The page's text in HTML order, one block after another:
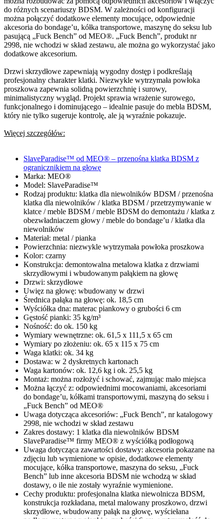
do różnych scenariuszy BDSM. W zależności od konfiguracji
można połączyć dodatkowe elementy mocujące, odpowiednie
akcesoria do bondage’u, kółka transportowe, maszynę do seksu lub
pasującą „Fuck Bench” od MEO®. „Fuck Bench”, produkt nr
2998, nie wchodzi w skład zestawu, ale można go wykorzystać jako
dodatkowe akcesorium.
Drzwi skrzydłowe zapewniają wygodny dostęp i podkreślają
profesjonalny charakter klatki. Niezwykle wytrzymała powłoka
proszkowa zapewnia solidną powierzchnię i surowy,
minimalistyczny wygląd. Projekt sprawia wrażenie surowego,
funkcjonalnego i dominującego – idealnie pasuje do mebla BDSM,
który nie tylko sugeruje kontrolę, ale ją wyraźnie pokazuje.
Więcej szczegółów:
SlaveParadise™ od MEO® – przenośna klatka BDSM z
ogranicznikiem na głowę
Marka: MEO®
Model: SlaveParadise™
Rodzaj produktu: klatka dla niewolników BDSM / przenośna
klatka dla niewolników / klatka BDSM / przetrzymywanie w
klatce / meble BDSM / meble BDSM do demontażu / klatka z
obezwładniaczem głowy / meble do bondage’u / klatka dla
niewolników
Materiał: metal / pianka
Powierzchnia: niezwykle wytrzymała powłoka proszkowa
Kolor: czarny
Konstrukcja: demontowalna metalowa klatka z drzwiami
skrzydłowymi i wbudowanym pałąkiem na głowę
Drzwi: skrzydłowe
Uwięz na głowę: wbudowany w drzwi
Średnica pałąka na głowę: ok. 18,5 cm
Wyściółka dna: materac piankowy o grubości 6 cm
Gęstość pianki: 35 kg/m³
Nośność: do ok. 150 kg
Wymiary wewnętrzne: ok. 61,5 x 111,5 x 65 cm
Wymiary po złożeniu: ok. 65 x 115 x 75 cm
Waga klatki: ok. 34 kg
Dostawa: w 2 dyskretnych kartonach
Waga kartonów: ok. 12,6 kg i ok. 25,5 kg
Montaż: można rozłożyć i schować, zajmując mało miejsca
Można łączyć z: odpowiednimi mocowaniami, akcesoriami
do bondage’u, kółkami transportowymi, maszyną do seksu i
„Fuck Bench” od MEO®
Uwaga dotycząca akcesoriów: „Fuck Bench”, nr katalogowy
2998, nie wchodzi w skład zestawu
Zakres dostawy: 1 klatka dla niewolników BDSM
SlaveParadise™ firmy MEO® z wyściółką podłogową
Uwaga dotycząca zawartości dostawy: akcesoria pokazane na
zdjęciu lub wymienione w opisie, dodatkowe elementy
mocujące, kółka transportowe, maszyna do seksu, „Fuck
Bench” lub inne akcesoria BDSM nie wchodzą w skład
dostawy, o ile nie zostały wyraźnie wymienione.
Cechy produktu: profesjonalna klatka niewolnicza BDSM,
konstrukcja rozkładana, metal malowany proszkowo, drzwi
skrzydłowe, wbudowany pałąk na głowę, wyściełana